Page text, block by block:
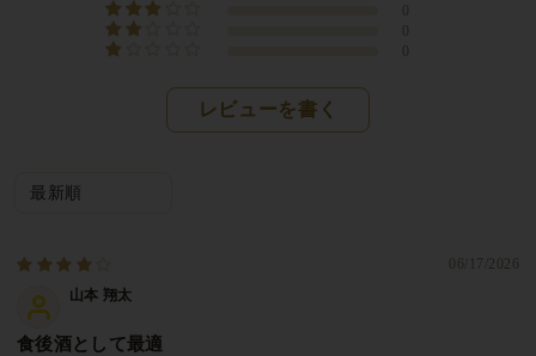
0
0
0
レビューを書く
Sort by
06/17/2026
山本 翔太
食後酒として最適